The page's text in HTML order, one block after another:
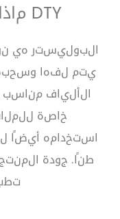
ماذا عن خيوط البوليستر DTY
يتم لفها
الألياف مناسب
خاصة
استخدامه أيضًا